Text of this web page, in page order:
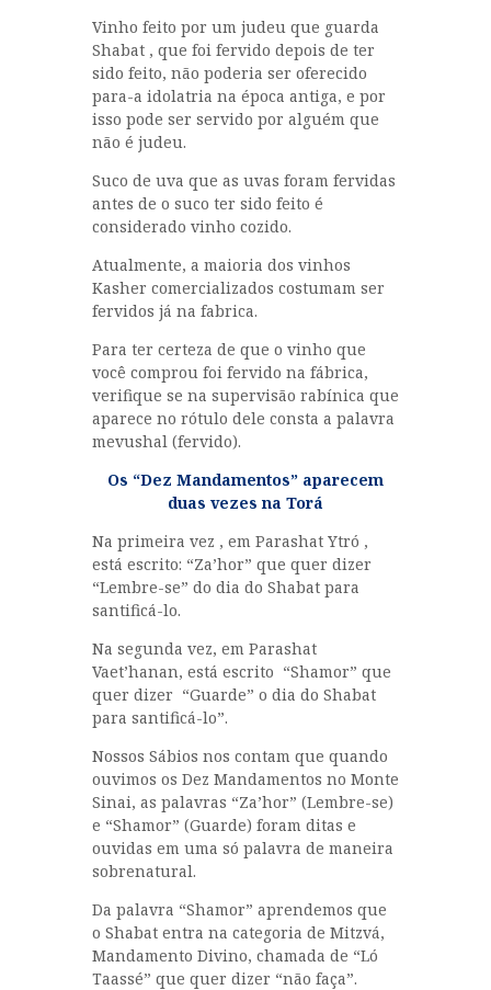
Vinho feito por um judeu que guarda
Shabat , que foi fervido depois de ter
sido feito, não poderia ser oferecido
para-a idolatria na época antiga, e por
isso pode ser servido por alguém que
não é judeu.
Suco de uva que as uvas foram fervidas
antes de o suco ter sido feito é
considerado vinho cozido.
Atualmente, a maioria dos vinhos
Kasher comercializados costumam ser
fervidos já na fabrica.
Para ter certeza de que o vinho que
você comprou foi fervido na fábrica,
verifique se na supervisão rabínica que
aparece no rótulo dele consta a palavra
mevushal (fervido).
Os “Dez Mandamentos” aparecem
duas vezes na Torá
Na primeira vez , em Parashat Ytró ,
está escrito: “Za’hor” que quer dizer
“Lembre-se” do dia do Shabat para
santificá-lo.
Na segunda vez, em Parashat
Vaet’hanan, está escrito “Shamor” que
quer dizer “Guarde” o dia do Shabat
para santificá-lo”.
Nossos Sábios nos contam que quando
ouvimos os Dez Mandamentos no Monte
Sinai, as palavras “Za’hor” (Lembre-se)
e “Shamor” (Guarde) foram ditas e
ouvidas em uma só palavra de maneira
sobrenatural.
Da palavra “Shamor” aprendemos que
o Shabat entra na categoria de Mitzvá,
Mandamento Divino, chamada de “Ló
Taassé” que quer dizer “não faça”.